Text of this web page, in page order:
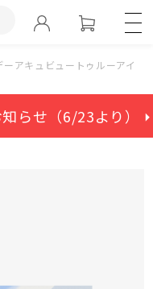
ーアキュビュートゥルーアイ（
らせ（6/23より） ⏵